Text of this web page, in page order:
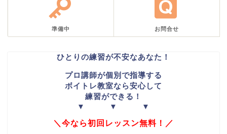
準備中 お問合せ
ひとりの練習が不安なあなた！
プロ講師が個別で指導する
ボイトレ教室なら安心して
練習ができる！
▼ ▼ ▼
＼今なら初回レッスン無料！／